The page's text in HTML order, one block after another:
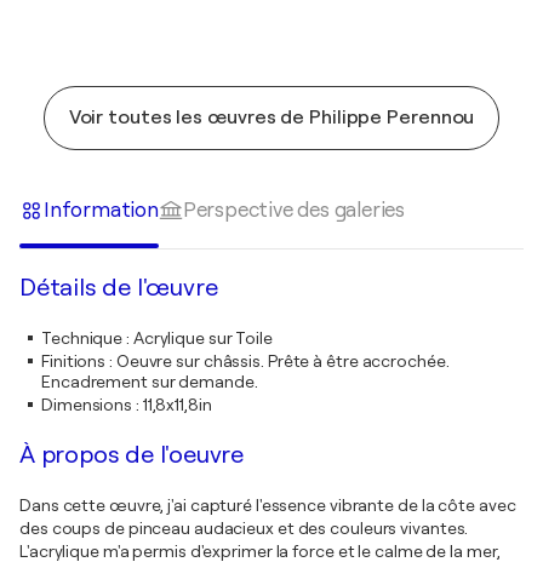
Voir toutes les œuvres de Philippe Perennou
Information Perspective des galeries
Détails de l'œuvre
Technique: Acrylique sur Toile
Finitions : Oeuvre sur châssis. Prête à être accrochée.
Encadrement sur demande.
Dimensions : 11,8x11,8in
À propos de l'oeuvre
Dans cette œuvre, j'ai capturé l'essence vibrante de la côte avec
des coups de pinceau audacieux et des couleurs vivantes.
L'acrylique m'a permis d'exprimer la force et le calme de la mer,